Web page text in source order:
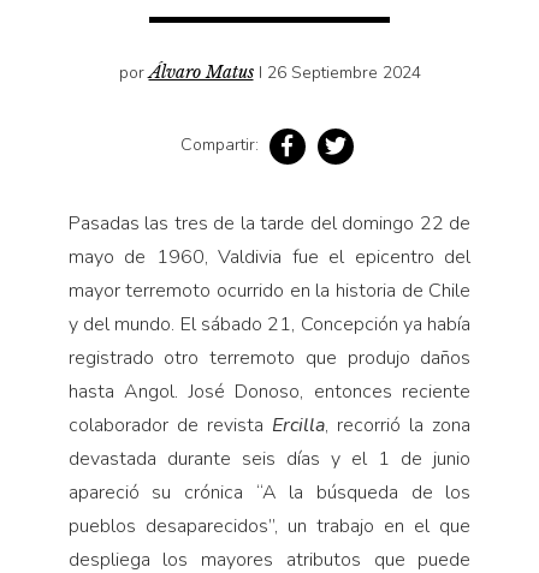
Pensamiento ilustrado
Sociedad
Turismo accidental
Vidas paralelas
Voces y lecturas
porÁlvaro Matus I 26 Septiembre 2024
Compartir:
Pasadas las tres de la tarde del domingo 22 de
mayo de 1960, Valdivia fue el epicentro del
mayor terremoto ocurrido en la historia de Chile
y del mundo. El sábado 21, Concepción ya había
registrado otro terremoto que produjo daños
hasta Angol. José Donoso, entonces reciente
colaborador de revista Ercilla, recorrió la zona
devastada durante seis días y el 1 de junio
apareció su crónica “A la búsqueda de los
pueblos desaparecidos”, un trabajo en el que
despliega los mayores atributos que puede